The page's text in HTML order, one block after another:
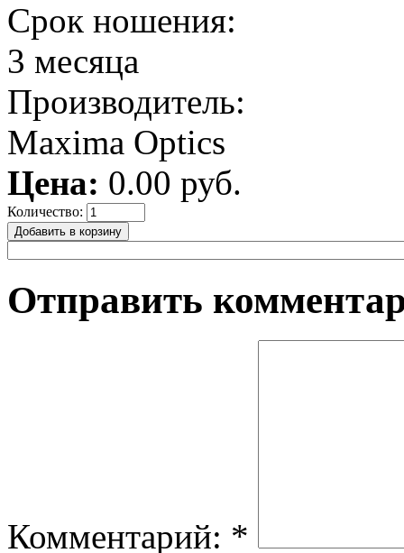
Срок ношения:
3 месяца
Производитель:
Maxima Optics
Цена: 0.00 руб.
Количество:
Отправить
Комментарий: *